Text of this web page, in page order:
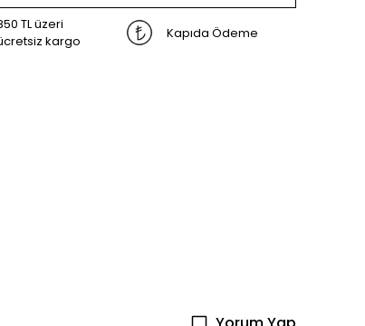
TL üzeri
kargo
Kapıda Ödeme